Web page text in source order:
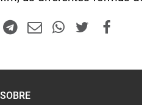
SOBRE